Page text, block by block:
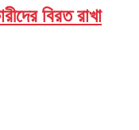
বিরত রাখা